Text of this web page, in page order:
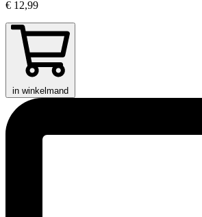
€ 12,99
in winkelmand